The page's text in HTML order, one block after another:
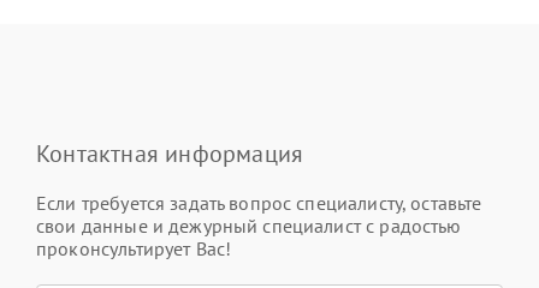
Контактная информация
Если требуется задать вопрос специалисту, оставьте
свои данные и дежурный специалист с радостью
проконсультирует Вас!